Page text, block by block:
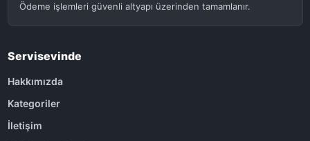
Ödeme işlemleri güvenli altyapı üzerinden tamamlanır.
Servisevinde
Hakkımızda
Kategoriler
İletişim